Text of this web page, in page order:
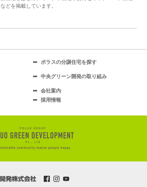
などを掲載しています。
ポラスの分譲住宅を探す
中央グリーン開発の取り組み
会社案内
採用情報